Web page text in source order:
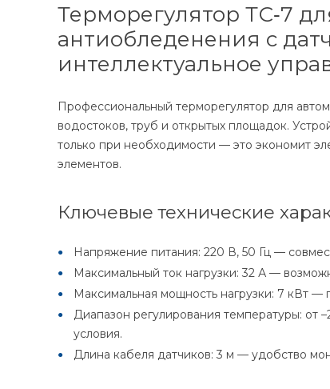
Терморегулятор ТС‑7
антиобледенения с
интеллектуальное
Профессиональный терморегулятор для
водостоков, труб и открытых площадок.
только при необходимости — это экономит
элементов.
Ключевые технические
Напряжение питания: 220 В, 50 Гц —
Максимальный ток нагрузки: 32 А —
Максимальная мощность нагрузки: 7 кВт —
Диапазон регулирования температуры: от
условия.
Длина кабеля датчиков: 3 м — удобство